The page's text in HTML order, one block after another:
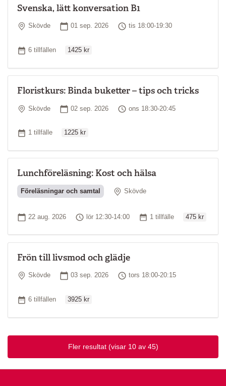
Svenska, lätt konversation B1
Plats
Skövde Startdatum
01 sep. 2026 Tid
tis 18:00-19:30
Antal tillfällen
6 tillfällen 1425 kr
Floristkurs: Binda buketter – tips och tricks
Plats
Skövde Startdatum
02 sep. 2026 Tid
ons 18:30-20:45
Antal tillfällen
1 tillfälle 1225 kr
Lunchföreläsning: Kost och hälsa
Föreläsningar och samtal Plats
Skövde
Startdatum
22 aug. 2026 Tid
lör 12:30-14:00 Antal tillfällen
1 tillfälle 475 kr
Frön till livsmod och glädje
Plats
Skövde Startdatum
03 sep. 2026 Tid
tors 18:00-20:15
Antal tillfällen
6 tillfällen 3925 kr
Fler resultat (visar 10 av 45)